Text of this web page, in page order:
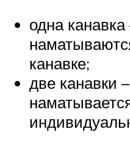
одна
канавке;
две канавки